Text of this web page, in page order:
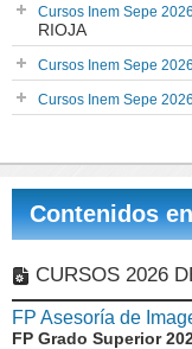
Cursos Inem Sepe 2026
RIOJA
Cursos Inem Sepe 2026
Cursos Inem Sepe 2026
Contenidos
CURSOS 2026
FP Asesoría de
FP Grado Superior